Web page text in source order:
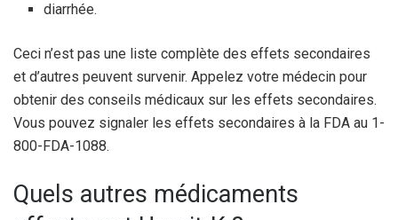
diarrhée.
Ceci n’est pas une liste complète des effets secondaires
et d’autres peuvent survenir. Appelez votre médecin pour
obtenir des conseils médicaux sur les effets secondaires.
Vous pouvez signaler les effets secondaires à la FDA au 1-
800-FDA-1088.
Quels autres médicaments